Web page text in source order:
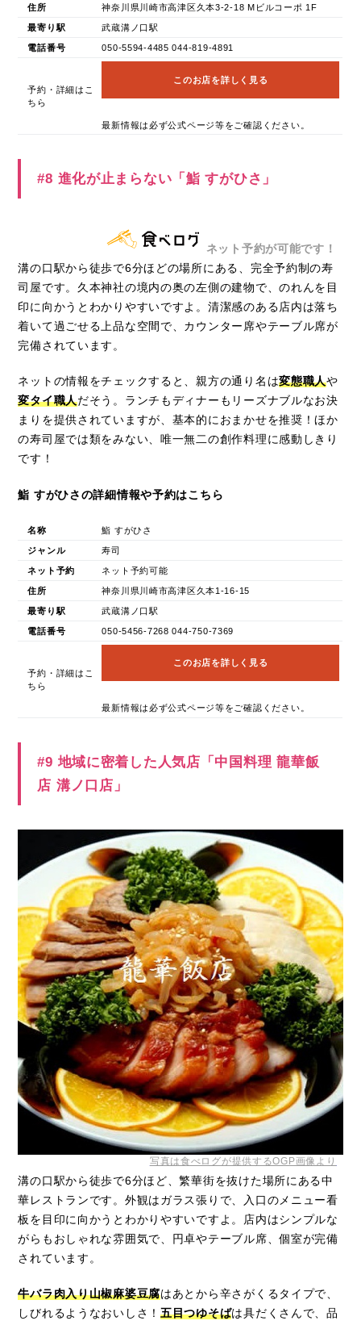
住所 神奈川県川崎市高津区久本3-2-18 Mビルコーポ 1F
最寄り駅 武蔵溝ノ口駅
電話番号 050-5594-4485 044-819-4891
予約・詳細はこ
ちら
このお店を詳しく見る
最新情報は必ず公式ページ等をご確認ください。
#8 進化が止まらない「鮨 すがひさ」
ネット予約が可能です！
溝の口駅から徒歩で6分ほどの場所にある、完全予約制の寿
司屋です。久本神社の境内の奥の左側の建物で、のれんを目
印に向かうとわかりやすいですよ。清潔感のある店内は落ち
着いて過ごせる上品な空間で、カウンター席やテーブル席が
完備されています。
ネットの情報をチェックすると、親方の通り名は変態職人や
変タイ職人だそう。ランチもディナーもリーズナブルなお決
まりを提供されていますが、基本的におまかせを推奨！ほか
の寿司屋では類をみない、唯一無二の創作料理に感動しきり
です！
鮨 すがひさの詳細情報や予約はこちら
名称 鮨 すがひさ
ジャンル 寿司
ネット予約 ネット予約可能
住所 神奈川県川崎市高津区久本1-16-15
最寄り駅 武蔵溝ノ口駅
電話番号 050-5456-7268 044-750-7369
予約・詳細はこ
ちら
このお店を詳しく見る
最新情報は必ず公式ページ等をご確認ください。
#9 地域に密着した人気店「中国料理 龍華飯
店 溝ノ口店」
写真は食べログが提供するOGP画像より
溝の口駅から徒歩で6分ほど、繁華街を抜けた場所にある中
華レストランです。外観はガラス張りで、入口のメニュー看
板を目印に向かうとわかりやすいですよ。店内はシンプルな
がらもおしゃれな雰囲気で、円卓やテーブル席、個室が完備
されています。
牛バラ肉入り山椒麻婆豆腐はあとから辛さがくるタイプで、
しびれるようなおいしさ！五目つゆそばは具だくさんで、品